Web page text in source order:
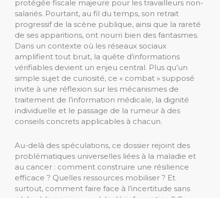
protégée fiscale majeure pour les travailleurs non-
salariés. Pourtant, au fil du temps, son retrait
progressif de la scène publique, ainsi que la rareté
de ses apparitions, ont nourri bien des fantasmes.
Dans un contexte où les réseaux sociaux
amplifient tout bruit, la quête d’informations
vérifiables devient un enjeu central. Plus qu’un
simple sujet de curiosité, ce « combat » supposé
invite à une réflexion sur les mécanismes de
traitement de l’information médicale, la dignité
individuelle et le passage de la rumeur à des
conseils concrets applicables à chacun.
Au-delà des spéculations, ce dossier rejoint des
problématiques universelles liées à la maladie et
au cancer : comment construire une résilience
efficace ? Quelles ressources mobiliser ? Et
surtout, comment faire face à l’incertitude sans